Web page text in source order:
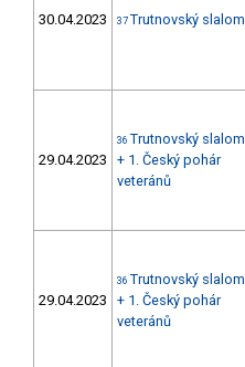
30.04.2023 37 Trutnovský slalom
29.04.2023
36 Trutnovský slalom
+ 1. Český pohár
veteránů
29.04.2023
36 Trutnovský slalom
+ 1. Český pohár
veteránů